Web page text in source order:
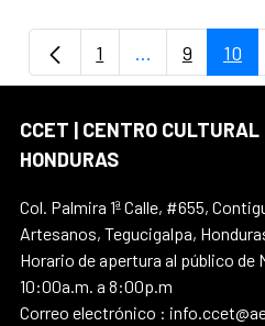
Página
1 ...PáginasPágina
9 10
CCET | CENTRO
HONDURAS
Col. Palmira 1ª Calle, #655,
Artesanos, Tegucigalpa,
Horario de apertura al público de
10:00a.m. a 8:00p.m
Correo electrónico :